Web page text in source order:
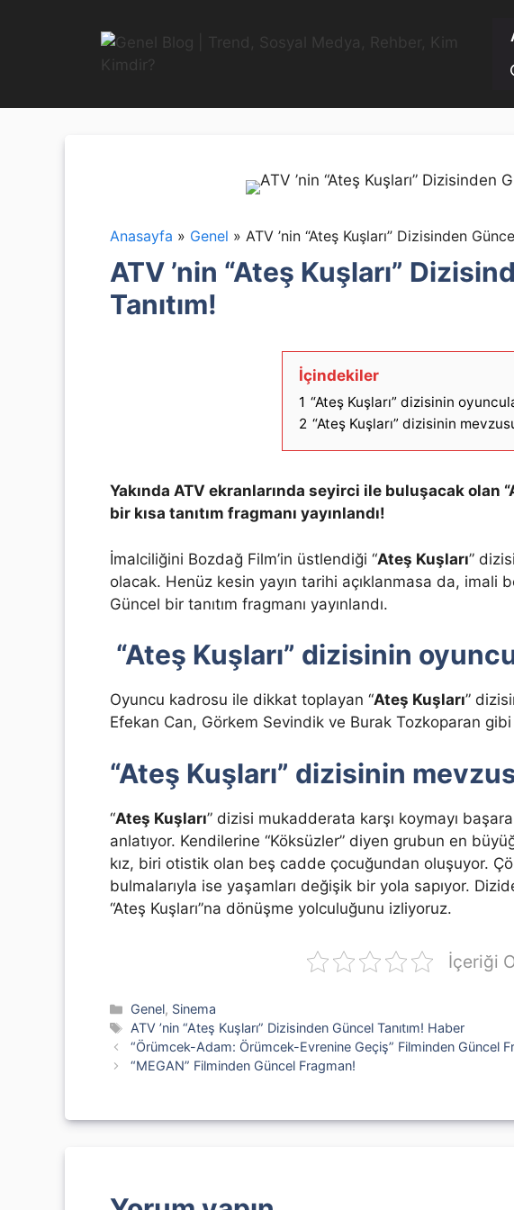
Anasayfa » Genel » ATV ’nin “Ateş Kuşları” Dizisinden
ATV ’nin “Ateş Kuşları”
Tanıtım!
İçindekiler
1 “Ateş Kuşları” dizisinin
2 “Ateş Kuşları” dizisinin
Yakında ATV ekranlarında seyirci ile buluşacak olan
bir kısa tanıtım fragmanı yayınlandı!
İmalciliğini Bozdağ Film’in üstlendiği “Ateş Kuşları”
olacak. Henüz kesin yayın tarihi açıklanmasa da, imali
Güncel bir tanıtım fragmanı yayınlandı.
“Ateş Kuşları” dizisinin
Oyuncu kadrosu ile dikkat toplayan “Ateş Kuşları”
Efekan Can, Görkem Sevindik ve Burak Tozkoparan gibi
“Ateş Kuşları” dizisinin
“Ateş Kuşları” dizisi mukadderata karşı koymayı
anlatıyor. Kendilerine “Köksüzler” diyen grubun en
kız, biri otistik olan beş cadde çocuğundan oluşuyor.
bulmalarıyla ise yaşamları değişik bir yola sapıyor.
“Ateş Kuşları”na dönüşme yolculuğunu izliyoruz.
İçeriği
Kategoriler
Genel, Sinema
Etiketler
ATV ’nin “Ateş Kuşları” Dizisinden Güncel Tanıtım! Haber
“Örümcek-Adam: Örümcek-Evrenine Geçiş” Filminden Güncel
“MEGAN” Filminden Güncel Fragman!